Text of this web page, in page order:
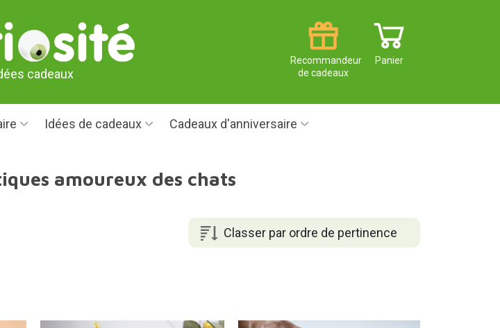
cadeaux
Panier
Recommandeur
de cadeaux
Idées de cadeaux Cadeaux d'anniversaire
amoureux des chats
Classer par ordre de pertinence